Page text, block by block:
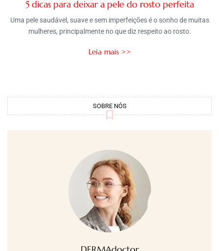
5 dicas para deixar a pele do rosto perfeita
Uma pele saudável, suave e sem imperfeições é o sonho de muitas
mulheres, principalmente no que diz respeito ao rosto.
Leia mais >>
SOBRE NÓS